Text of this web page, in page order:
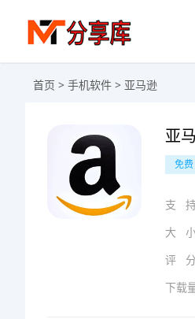
首页 > 手机软件 > 亚马逊
亚
免费
支 持
大 小
评
下载